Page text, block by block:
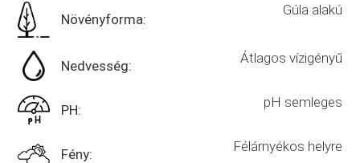
Növényforma:
Gúla alakú
Nedvesség: Átlagos vízigényű
PH: pH semleges
Fény: Félárnyékos helyre